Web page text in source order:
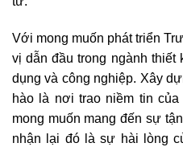
Với mong muốn phát triển
vị dẫn đầu trong ngành thiết
dụng và công nghiệp. Xây
hào là nơi trao niềm tin
mong muốn mang đến sự
nhận lại đó là sự hài lòng